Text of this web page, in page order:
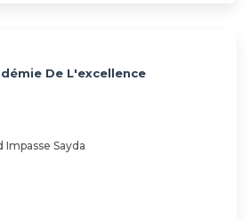
De L'excellence
Impasse Sayda